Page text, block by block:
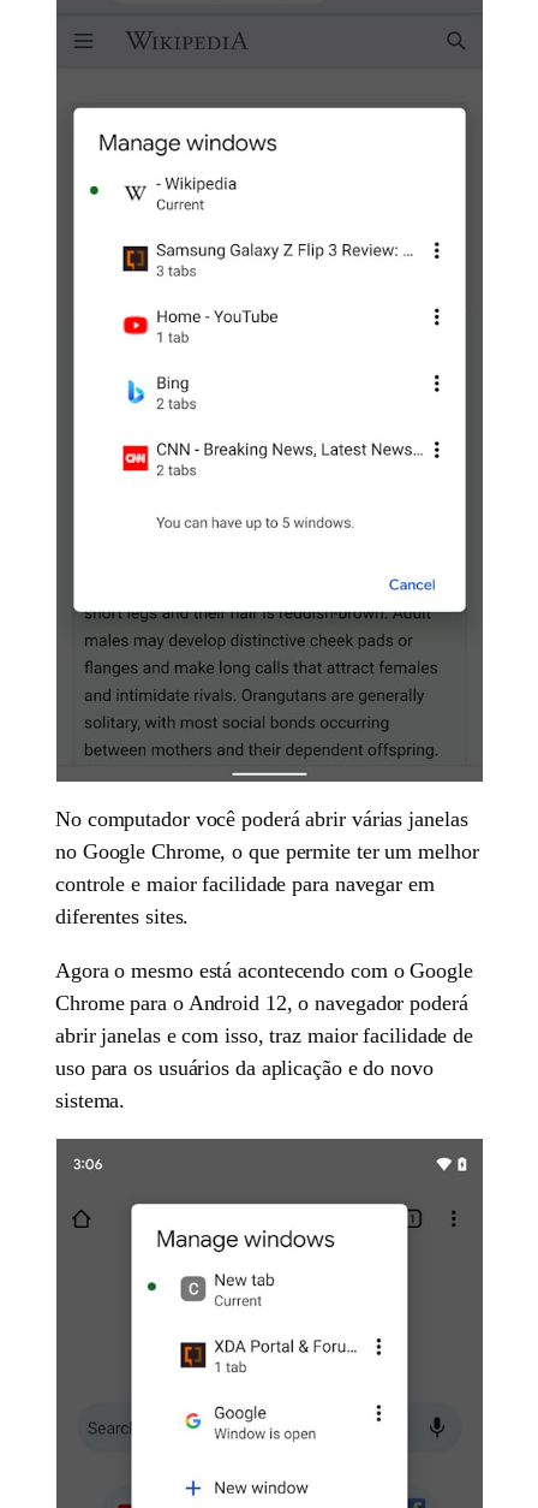
No computador você poderá abrir várias janelas
no Google Chrome, o que permite ter um melhor
controle e maior facilidade para navegar em
diferentes sites.
Agora o mesmo está acontecendo com o Google
Chrome para o Android 12, o navegador poderá
abrir janelas e com isso, traz maior facilidade de
uso para os usuários da aplicação e do novo
sistema.